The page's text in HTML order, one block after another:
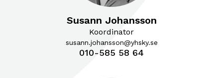
Susann Johansson
Koordinator
susann.johansson@yhsky.se
010-585 58 64